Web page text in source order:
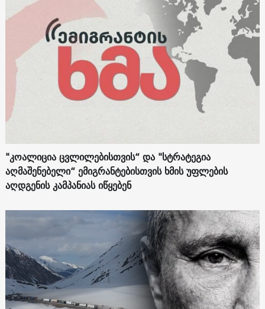
"კოალიცია ცვლილებისთვის“ და "სტრატეგია
აღმაშენებელი“ ემიგრანტებისთვის ხმის უფლების
აღდგენის კამპანიას იწყებენ